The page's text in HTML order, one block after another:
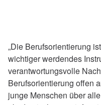
„Die Berufsorientierung
wichtiger werdendes
verantwortungsvolle
Berufsorientierung offen
junge Menschen über